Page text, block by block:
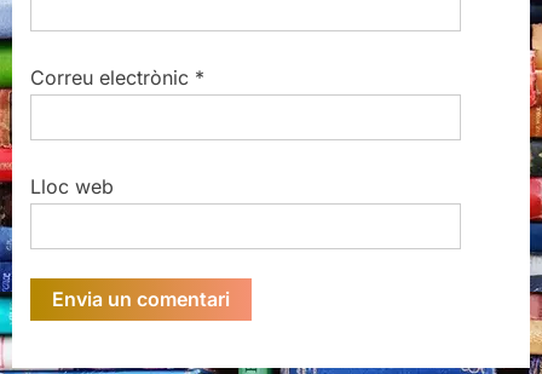
Correu electrònic *
Lloc web